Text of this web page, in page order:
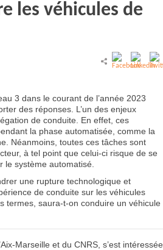
les véhicules de
3 dans le courant de l’année 2023
des réponses. L’un des enjeux
de conduite. En effet, ces
la phase automatisée, comme la
Néanmoins, toutes ces tâches sont
à tel point que celui-ci risque de se
système automatisé.
une rupture technologique et
de conduite sur les véhicules
termes, saura-t-on conduire un véhicule
Marseille et du CNRS, s’est intéressée